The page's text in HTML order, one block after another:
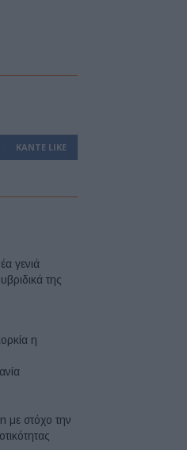
ΚΆΝΤΕ LIKE
γενιά
της
η
με στόχο την